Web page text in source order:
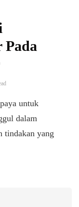
untuk
dalam
tindakan yang